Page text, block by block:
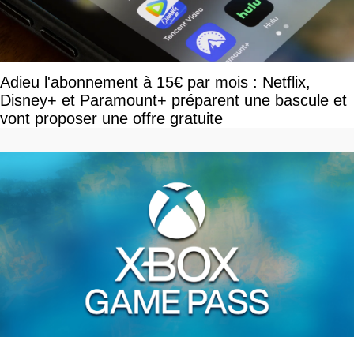
Adieu l'abonnement à 15€ par mois : Netflix,
Disney+ et Paramount+ préparent une bascule et
vont proposer une offre gratuite